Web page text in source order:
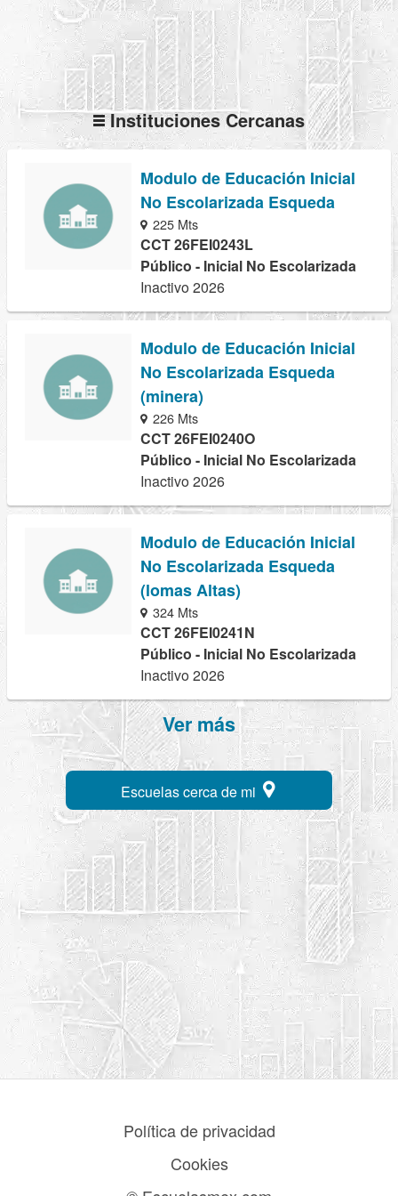
Instituciones Cercanas
Modulo de Educación Inicial
No Escolarizada Esqueda
225 Mts
CCT 26FEI0243L
Público - Inicial No Escolarizada
Inactivo 2026
Modulo de Educación Inicial
No Escolarizada Esqueda
(minera)
226 Mts
CCT 26FEI0240O
Público - Inicial No Escolarizada
Inactivo 2026
Modulo de Educación Inicial
No Escolarizada Esqueda
(lomas Altas)
324 Mts
CCT 26FEI0241N
Público - Inicial No Escolarizada
Inactivo 2026
Ver más
Escuelas cerca de mi
Política de privacidad
Cookies